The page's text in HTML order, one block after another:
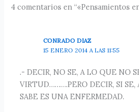
4 comentarios en “«Pensamientos
CONRADO DIAZ
15 ENERO 2014 A LAS 11:55
.- DECIR, NO SE, A LO QUE NO
VIRTUD……….PERO DECIR, SI SE,
SABE ES UNA ENFERMEDAD.